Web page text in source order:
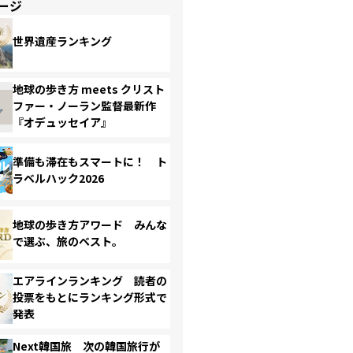
ジ
世界遺産ランキング
地球の歩き方 meets クリスト
ファー・ノーラン監督最新作
『オデュッセイア』
準備も滞在もスマートに！ ト
ラベルハック2026
地球の歩き方アワード みんな
で選ぶ、旅のベスト。
エアラインランキング 読者の
投票をもとにランキング形式で
発表
Next韓国旅 次の韓国旅行が